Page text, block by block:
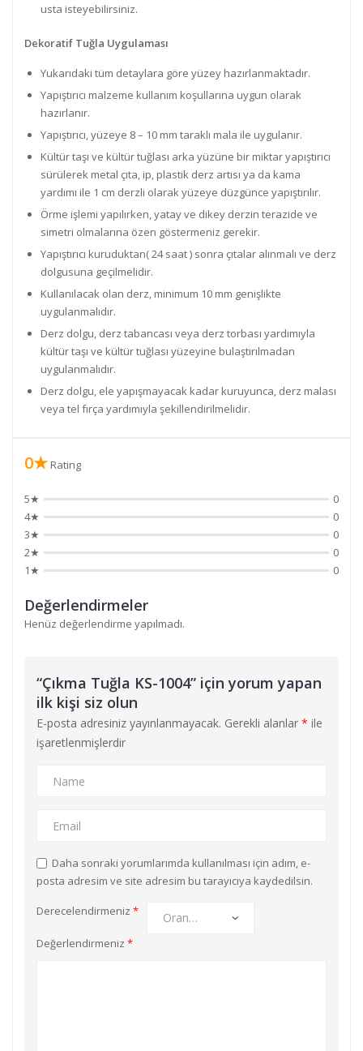
usta isteyebilirsiniz.
Dekoratif Tuğla Uygulaması
Yukarıdaki tüm detaylara göre yüzey hazırlanmaktadır.
Yapıştırıcı malzeme kullanım koşullarına uygun olarak
hazırlanır.
Yapıştırıcı, yüzeye 8 – 10 mm taraklı mala ile uygulanır.
Kültür taşı ve kültür tuğlası arka yüzüne bir miktar yapıştırıcı
sürülerek metal çıta, ip, plastik derz artısı ya da kama
yardımı ile 1 cm derzli olarak yüzeye düzgünce yapıştırılır.
Örme işlemi yapılırken, yatay ve dikey derzin terazide ve
simetri olmalarına özen göstermeniz gerekir.
Yapıştırıcı kuruduktan( 24 saat ) sonra çıtalar alınmalı ve derz
dolgusuna geçilmelidir.
Kullanılacak olan derz, minimum 10 mm genişlikte
uygulanmalıdır.
Derz dolgu, derz tabancası veya derz torbası yardımıyla
kültür taşı ve kültür tuğlası yüzeyine bulaştırılmadan
uygulanmalıdır.
Derz dolgu, ele yapışmayacak kadar kuruyunca, derz malası
veya tel fırça yardımıyla şekillendirilmelidir.
0★ Rating
5★
0
4★
0
3★
0
2★
0
1★
0
Değerlendirmeler
Henüz değerlendirme yapılmadı.
“Çıkma Tuğla KS-1004” için yorum yapan
ilk kişi siz olun
E-posta adresiniz yayınlanmayacak. Gerekli alanlar * ile
işaretlenmişlerdir
Daha sonraki yorumlarımda kullanılması için adım, e-
posta adresim ve site adresim bu tarayıcıya kaydedilsin.
Derecelendirmeniz *
Değerlendirmeniz *